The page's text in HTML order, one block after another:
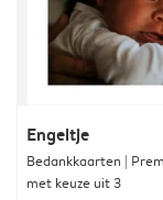
Engeltje
Bedankkaarten |
met keuze uit 3